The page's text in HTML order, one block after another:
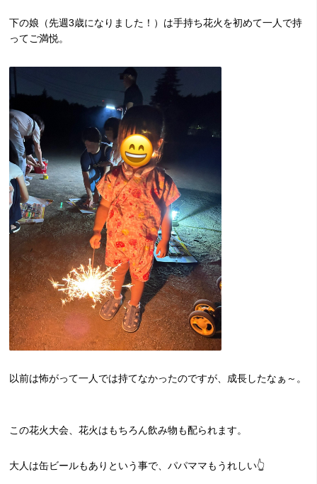
下の娘（先週3歳になりました！）は手持ち花火を初めて一人で持
ってご満悦。
以前は怖がって一人では持てなかったのですが、成長したなぁ～。
この花火大会、花火はもちろん飲み物も配られます。
大人は缶ビールもありという事で、パパママもうれしい👆